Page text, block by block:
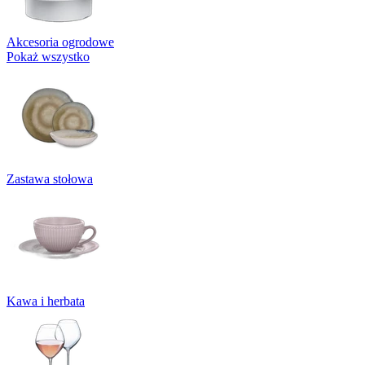
Akcesoria ogrodowe
Pokaż wszystko
Zastawa stołowa
Kawa i herbata